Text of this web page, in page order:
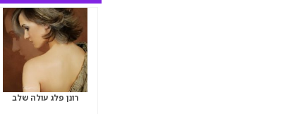
רונן פלג עולה שלב